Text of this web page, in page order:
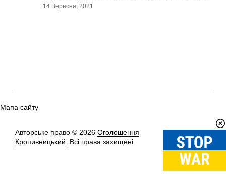
14 Вересня, 2021
Мапа сайту
Авторське право © 2026 Оголошення
Кропивницький.
Всі права захищені.
Вгору↑